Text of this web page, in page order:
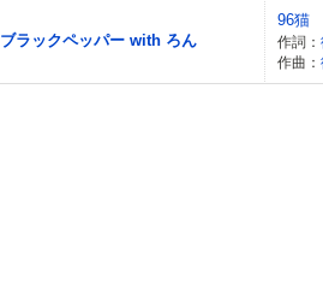
ブラックペッパー with ろん
96猫
作詞：
作曲：